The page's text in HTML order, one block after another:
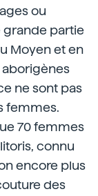
ou
grande partie
Moyen et en
aborigènes
ne sont pas
femmes.
70 femmes
connu
encore plus
des